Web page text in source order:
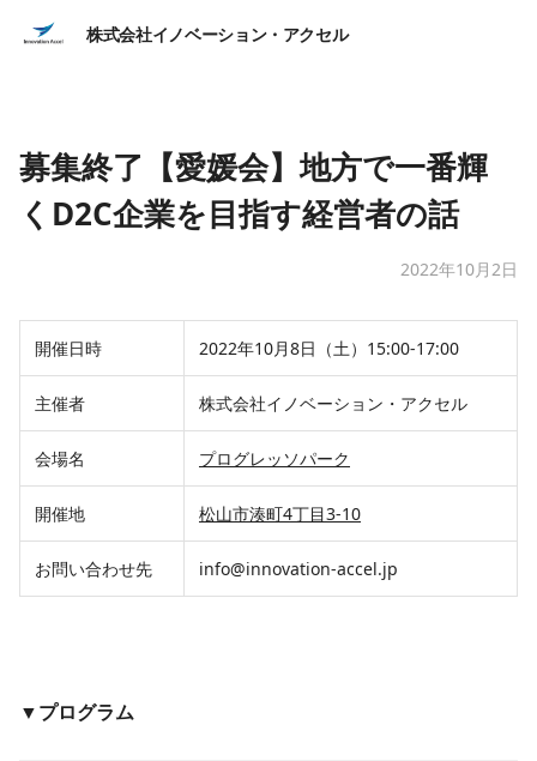
株式会社イノベーション・アクセル
募集終了【愛媛会】地方で一番輝
くD2C企業を目指す経営者の話
2022年10月2日
開催日時 2022年10月8日（土）15:00-17:00
主催者 株式会社イノベーション・アクセル
会場名 プログレッソパーク
開催地 松山市湊町4丁目3-10
お問い合わせ先 info@innovation-accel.jp
▼プログラム